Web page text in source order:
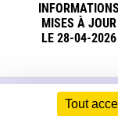
Tout
INFORMATIONS
MISES À JOUR
LE 28-04-2026